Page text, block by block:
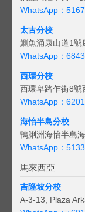
WhatsApp：
太古分校
鰂魚涌康山道1號
WhatsApp：
西環分校
西環卑路乍街8號
WhatsApp：
海怡半島分校
鴨脷洲海怡半島
WhatsApp：
馬來西亞
吉隆坡分校
A-3-13, Plaza